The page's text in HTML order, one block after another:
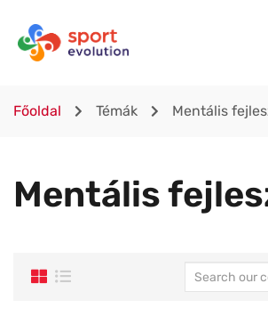
Főoldal Témák Mentális
Mentális